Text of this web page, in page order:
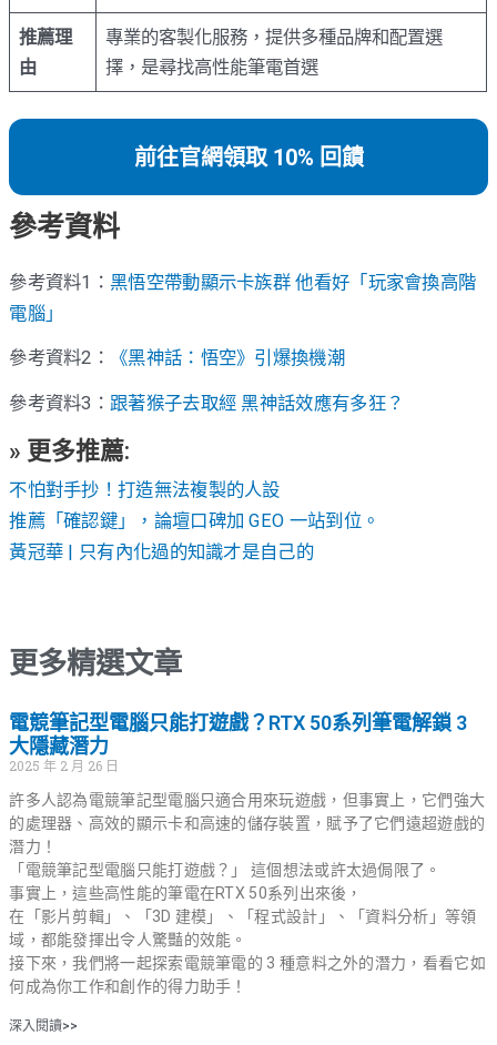
推薦理
由
專業的客製化服務，提供多種品牌和配置選
擇，是尋找高性能筆電首選
前往官網領取 10% 回饋
參考資料
參考資料1：黑悟空帶動顯示卡族群 他看好「玩家會換高階
電腦」
參考資料2： 《黑神話：悟空》引爆換機潮
參考資料3： 跟著猴子去取經 黑神話效應有多狂？
» 更多推薦:
不怕對手抄！打造無法複製的人設
推薦「確認鍵」，論壇口碑加 GEO 一站到位。
黃冠華 | 只有內化過的知識才是自己的
更多精選文章
電競筆記型電腦只能打遊戲？RTX 50系列筆電解鎖 3
大隱藏潛力
2025 年 2 月 26 日
許多人認為電競筆記型電腦只適合用來玩遊戲，但事實上，它們強大
的處理器、高效的顯示卡和高速的儲存裝置，賦予了它們遠超遊戲的
潛力！
「電競筆記型電腦只能打遊戲？」 這個想法或許太過侷限了。
事實上，這些高性能的筆電在RTX 50系列出來後，
在「影片剪輯」、「3D 建模」、「程式設計」、「資料分析」等領
域，都能發揮出令人驚豔的效能。
接下來，我們將一起探索電競筆電的 3 種意料之外的潛力，看看它如
何成為你工作和創作的得力助手！
深入閱讀>>